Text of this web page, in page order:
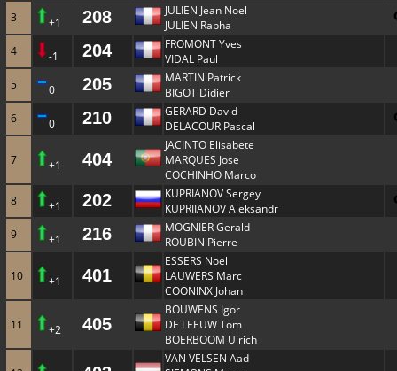
3
+1 208
JULIEN Jean Noel
JULIEN Rabha
4
-1 204
FROMONT Yves
VIDAL Paul
5
0 205
MARTIN Patrick
BIGOT Didier
6
0 210
GERARD David
DELACOUR Pascal
7 +1 404
JACINTO Elisabete
MARQUES Jose
COCHINHO Marco
8
+1 202
KUPRIANOV Sergey
KUPRIIANOV Aleksandr
9
+1 216
MOGNIER Gerald
ROUBIN Pierre
10 +1 401
ESSERS Noel
LAUWERS Marc
COONINX Johan
11 +2 405
BOUWENS Igor
DE LEEUW Tom
BOERBOOM Ulrich
VAN VELSEN Aad